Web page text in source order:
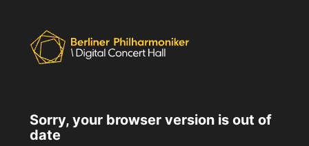
Sorry, your browser version is out of
date